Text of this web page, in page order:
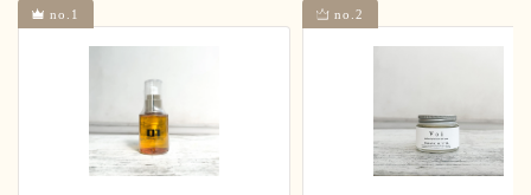
カミモノ紹介
no.1 no.2